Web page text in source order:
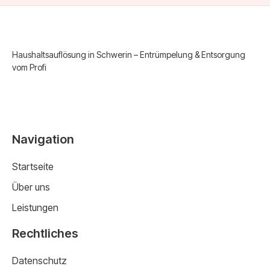
Haushaltsauflösung in Schwerin – Entrümpelung & Entsorgung
vom Profi
Navigation
Startseite
Über uns
Leistungen
Rechtliches
Datenschutz